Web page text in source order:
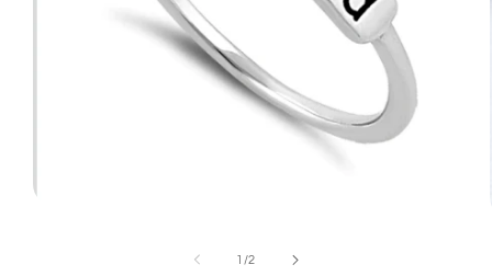
1 /de
2